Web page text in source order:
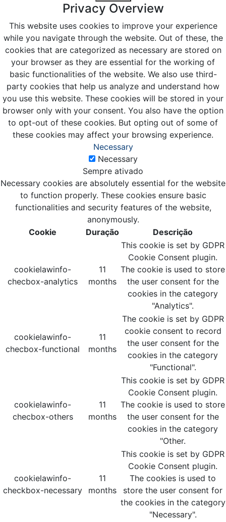
Privacy Overview
This website uses cookies to improve your experience
while you navigate through the website. Out of these, the
cookies that are categorized as necessary are stored on
your browser as they are essential for the working of
basic functionalities of the website. We also use third-
party cookies that help us analyze and understand how
you use this website. These cookies will be stored in your
browser only with your consent. You also have the option
to opt-out of these cookies. But opting out of some of
these cookies may affect your browsing experience.
Necessary
Necessary
Sempre ativado
Necessary cookies are absolutely essential for the website
to function properly. These cookies ensure basic
functionalities and security features of the website,
anonymously.
Cookie
Duração Descrição
cookielawinfo-
checbox-analytics
11
months
This cookie is set by GDPR
Cookie Consent plugin.
The cookie is used to store
the user consent for the
cookies in the category
"Analytics".
cookielawinfo-
checbox-functional
11
months
The cookie is set by GDPR
cookie consent to record
the user consent for the
cookies in the category
"Functional".
cookielawinfo-
checbox-others
11
months
This cookie is set by GDPR
Cookie Consent plugin.
The cookie is used to store
the user consent for the
cookies in the category
"Other.
cookielawinfo-
checkbox-necessary
11
months
This cookie is set by GDPR
Cookie Consent plugin.
The cookies is used to
store the user consent for
the cookies in the category
"Necessary".